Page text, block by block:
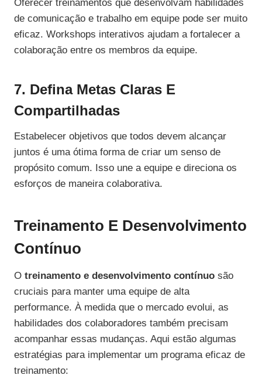
Oferecer treinamentos que desenvolvam habilidades
de comunicação e trabalho em equipe pode ser muito
eficaz. Workshops interativos ajudam a fortalecer a
colaboração entre os membros da equipe.
7. Defina Metas Claras E
Compartilhadas
Estabelecer objetivos que todos devem alcançar
juntos é uma ótima forma de criar um senso de
propósito comum. Isso une a equipe e direciona os
esforços de maneira colaborativa.
Treinamento E Desenvolvimento
Contínuo
O treinamento e desenvolvimento contínuo são
cruciais para manter uma equipe de alta
performance. À medida que o mercado evolui, as
habilidades dos colaboradores também precisam
acompanhar essas mudanças. Aqui estão algumas
estratégias para implementar um programa eficaz de
treinamento: